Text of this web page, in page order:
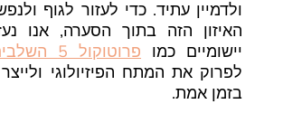
ולדמיין עתיד. כדי לעזור לגוף
האיזון הזה בתוך הסערה, אנו
יישומיים כמו פרוטוקול 5 השלבים
לפרוק את המתח הפיזיולוגי
בזמן אמת.